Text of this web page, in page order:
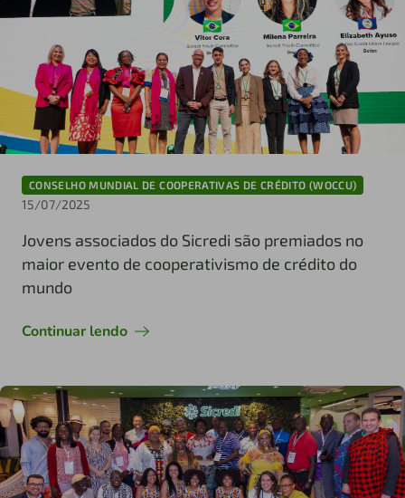
CONSELHO MUNDIAL DE COOPERATIVAS DE CRÉDITO (WOCCU)
15/07/2025
Jovens associados do Sicredi são premiados no
maior evento de cooperativismo de crédito do
mundo
Continuar lendo